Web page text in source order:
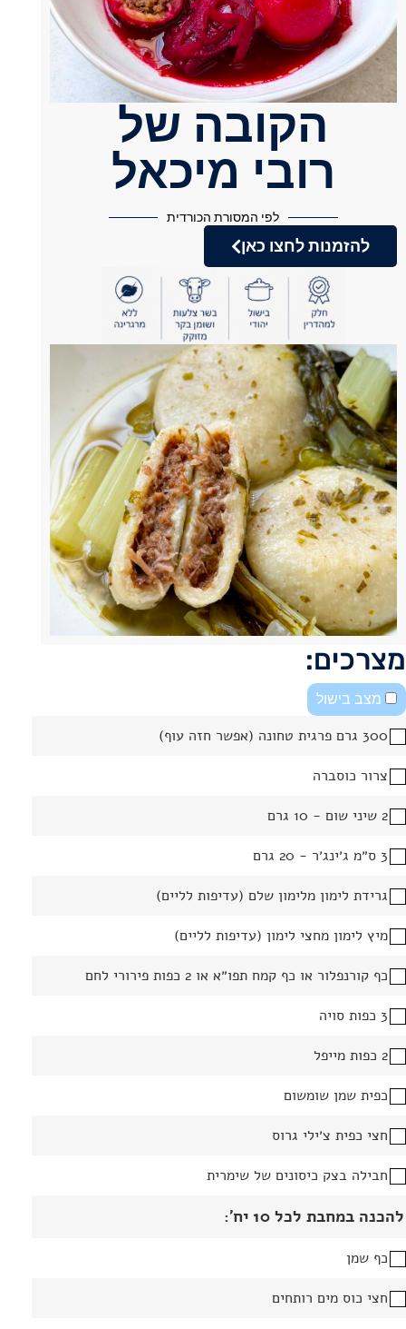
הקובה של
רובי מיכאל
לפי המסורת הכורדית
להזמנות לחצו כאן
מצרכים:
מצב בישול
300 גרם פרגית טחונה (אפשר חזה עוף)
צרור כוסברה
2 שיני שום - 10 גרם
3 ס״מ ג׳ינג׳ר - 20 גרם
גרידת לימון מלימון שלם (עדיפות לליים)
מיץ לימון מחצי לימון (עדיפות לליים)
כף קורנפלור או כף קמח תפו״א או 2 כפות פירורי לחם
3 כפות סויה
2 כפות מייפל
כפית שמן שומשום
חצי כפית צ׳ילי גרוס
חבילה בצק כיסונים של שימרית
להכנה במחבת לכל 10 יח׳:
כף שמן
חצי כוס מים רותחים